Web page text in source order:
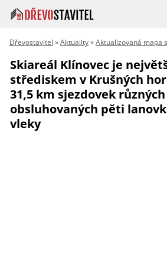
Dřevostavitel »Aktuality»Aktualizovaná mapa
Skiareál Klínovec je
střediskem v Krušných
31,5 km sjezdovek
obsluhovaných pěti
vleky